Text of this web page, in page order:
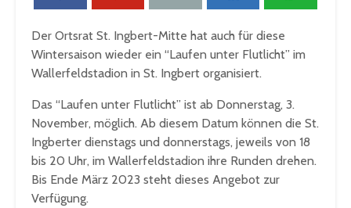
Der Ortsrat St. Ingbert-Mitte hat auch für diese
Wintersaison wieder ein “Laufen unter Flutlicht” im
Wallerfeldstadion in St. Ingbert organisiert.
Das “Laufen unter Flutlicht” ist ab Donnerstag, 3.
November, möglich. Ab diesem Datum können die St.
Ingberter dienstags und donnerstags, jeweils von 18
bis 20 Uhr, im Wallerfeldstadion ihre Runden drehen.
Bis Ende März 2023 steht dieses Angebot zur
Verfügung.